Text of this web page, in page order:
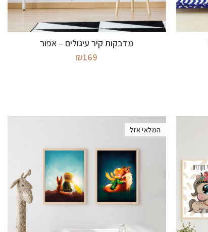
מידע נוסף
מדבקות קיר עיגולים – אפור
₪169
המלאי אזל